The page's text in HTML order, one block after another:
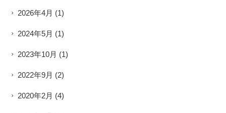
2026年4月 (1)
2024年5月 (1)
2023年10月 (1)
2022年9月 (2)
2020年2月 (4)